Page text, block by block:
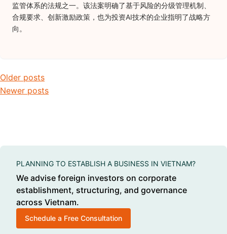
监管体系的法规之一。该法案明确了基于风险的分级管理机制、
合规要求、创新激励政策，也为投资AI技术的企业指明了战略方
向。
Posts navigation
Older posts
Newer posts
PLANNING TO ESTABLISH A BUSINESS IN VIETNAM?
We advise foreign investors on corporate
establishment, structuring, and governance
across Vietnam.
Schedule a Free Consultation